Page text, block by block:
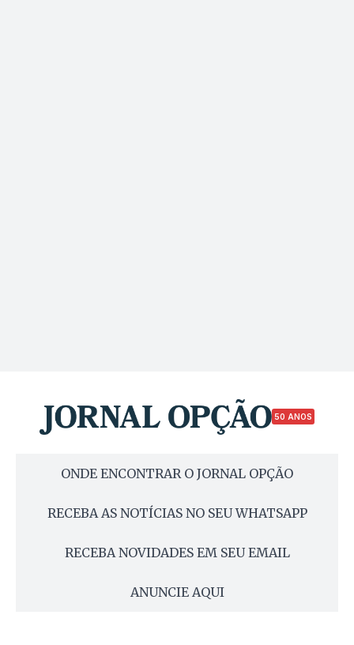
50 ANOS
ONDE ENCONTRAR O JORNAL OPÇÃO
RECEBA AS NOTÍCIAS NO SEU WHATSAPP
RECEBA NOVIDADES EM SEU EMAIL
ANUNCIE AQUI